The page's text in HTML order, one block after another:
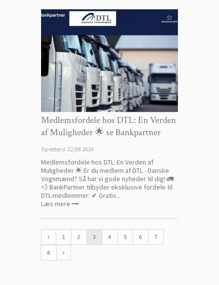
Medlemsfordele hos DTL: En Verden
af Muligheder 🌟 se Bankpartner
Oprettet d. 22/08 2024
Medlemsfordele hos DTL: En Verden af
Muligheder 🌟 Er du medlem af DTL - Danske
Vognmænd? Så har vi gode nyheder til dig! 🚛
💨 BankPartner tilbyder eksklusive fordele til
DTL-medlemmer: ✔ Gratis...
Læs mere
1 2 3 4 5 6 7
8